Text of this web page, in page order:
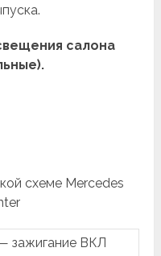
салона
схеме Mercedes
зажигание ВКЛ